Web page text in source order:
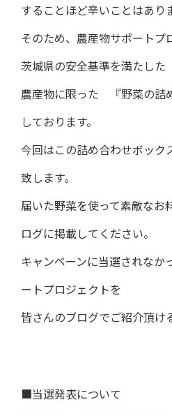
することほど辛いことはあり
そのため、農産物サポートプ
茨城県の安全基準を満たした
農産物に限った 『野菜の詰
しております。
今回はこの詰め合わせボック
致します。
届いた野菜を使って素敵なお
ログに掲載してください。
キャンペーンに当選されなか
ートプロジェクトを
皆さんのブログでご紹介頂け
■当選発表について